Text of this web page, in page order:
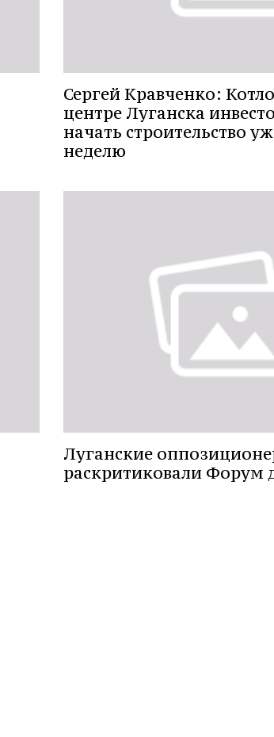
Сергей Кравченко:
центре Луганска
начать строительство
неделю
Луганские
раскритиковали Форум